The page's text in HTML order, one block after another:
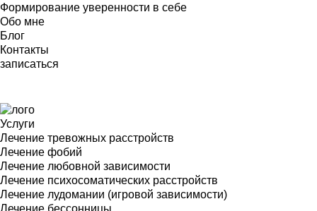
Формирование уверенности в себе
Обо мне
Блог
Контакты
записаться
Услуги
Лечение тревожных расстройств
Лечение фобий
Лечение любовной зависимости
Лечение психосоматических расстройств
Лечение лудомании (игровой зависимости)
Лечение бессонницы